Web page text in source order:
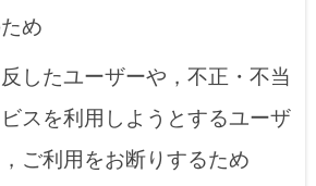
め
したユーザーや，不正・不当
スを利用しようとするユーザ
ご利用をお断りするため